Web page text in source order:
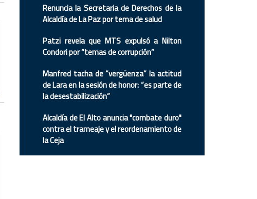
Renuncia la Secretaria de Derechos de la
Alcaldía de La Paz por tema de salud
Patzi revela que MTS expulsó a Nilton
Condori por “temas de corrupción”
Manfred tacha de “vergüenza” la actitud
de Lara en la sesión de honor: “es parte de
la desestabilización”
Alcaldía de El Alto anuncia "combate duro"
contra el trameaje y el reordenamiento de
la Ceja